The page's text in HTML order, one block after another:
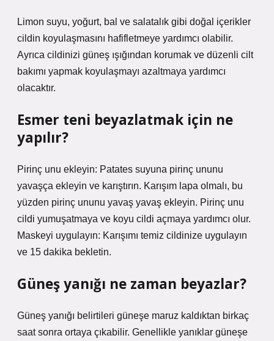
Limon suyu, yoğurt, bal ve salatalık gibi doğal içerikler
cildin koyulaşmasını hafifletmeye yardımcı olabilir.
Ayrıca cildinizi güneş ışığından korumak ve düzenli cilt
bakımı yapmak koyulaşmayı azaltmaya yardımcı
olacaktır.
Esmer teni beyazlatmak için ne
yapılır?
Pirinç unu ekleyin: Patates suyuna pirinç ununu
yavaşça ekleyin ve karıştırın. Karışım lapa olmalı, bu
yüzden pirinç ununu yavaş yavaş ekleyin. Pirinç unu
cildi yumuşatmaya ve koyu cildi açmaya yardımcı olur.
Maskeyi uygulayın: Karışımı temiz cildinize uygulayın
ve 15 dakika bekletin.
Güneş yanığı ne zaman beyazlar?
Güneş yanığı belirtileri güneşe maruz kaldıktan birkaç
saat sonra ortaya çıkabilir. Genellikle yanıklar güneşe